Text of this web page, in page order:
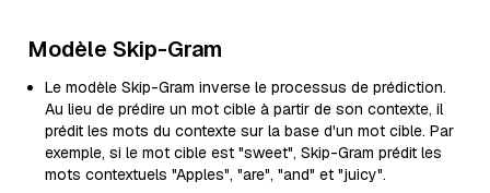
Modèle Skip-Gram
Le modèle Skip-Gram inverse le processus de prédiction.
Au lieu de prédire un mot cible à partir de son contexte, il
prédit les mots du contexte sur la base d'un mot cible. Par
exemple, si le mot cible est "sweet", Skip-Gram prédit les
mots contextuels "Apples", "are", "and" et "juicy".